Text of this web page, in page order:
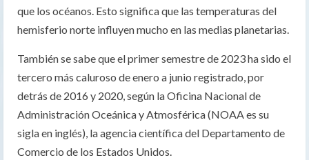
que los océanos. Esto significa que las temperaturas del
hemisferio norte influyen mucho en las medias planetarias.
También se sabe que el primer semestre de 2023 ha sido el
tercero más caluroso de enero a junio registrado, por
detrás de 2016 y 2020, según la Oficina Nacional de
Administración Oceánica y Atmosférica (NOAA es su
sigla en inglés), la agencia científica del Departamento de
Comercio de los Estados Unidos.